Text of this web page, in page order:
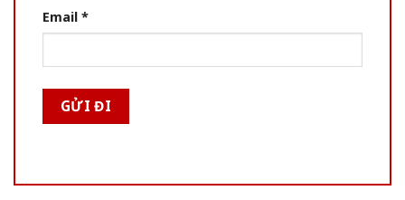
Email *